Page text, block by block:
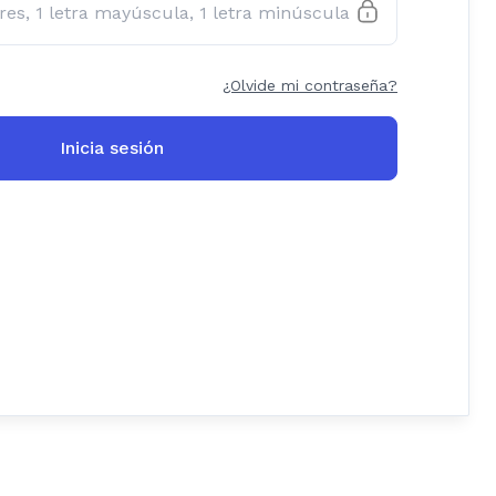
¿Olvide mi contraseña?